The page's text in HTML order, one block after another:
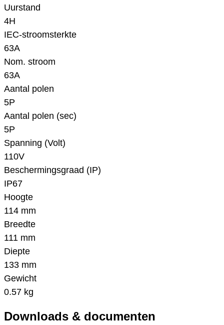
Uurstand
4H
IEC-stroomsterkte
63A
Nom. stroom
63A
Aantal polen
5P
Aantal polen (sec)
5P
Spanning (Volt)
110V
Beschermingsgraad (IP)
IP67
Hoogte
114 mm
Breedte
111 mm
Diepte
133 mm
Gewicht
0.57 kg
Downloads & documenten